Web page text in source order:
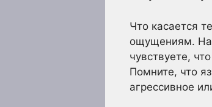
Что касается
ощущениям.
чувствуете,
Помните, что
агрессивное